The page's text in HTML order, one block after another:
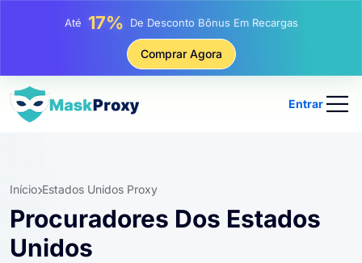
Até25%Desconto Em Compras Estáticas De IP
Desconto Em Compras Rotativas De IP
Comprar Agora
Entrar
Início Estados Unidos Proxy
Procuradores Dos Estados
Unidos